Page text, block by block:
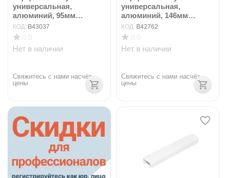
универсальная,
алюминий, 95мм
арт.B43037
КОД: B43037
Нет в наличии
Свяжитесь с нами насчёт
цены
универсальная,
алюминий, 146мм
арт.B42762
КОД: B42762
Нет в наличии
Свяжитесь с нами насчёт
цены